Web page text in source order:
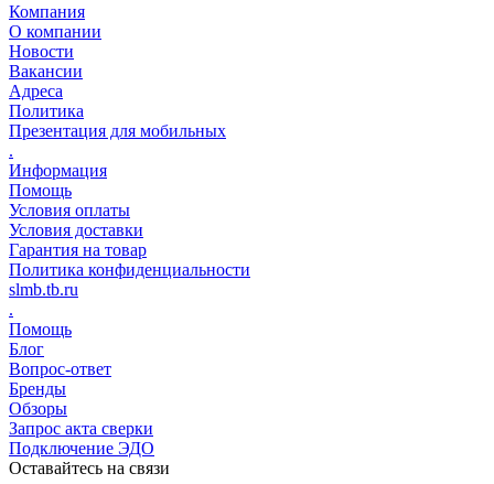
Компания
О компании
Новости
Вакансии
Адреса
Политика
Презентация для мобильных
.
Информация
Помощь
Условия оплаты
Условия доставки
Гарантия на товар
Политика конфиденциальности
slmb.tb.ru
.
Помощь
Блог
Вопрос-ответ
Бренды
Обзоры
Запрос акта сверки
Подключение ЭДО
Оставайтесь на связи